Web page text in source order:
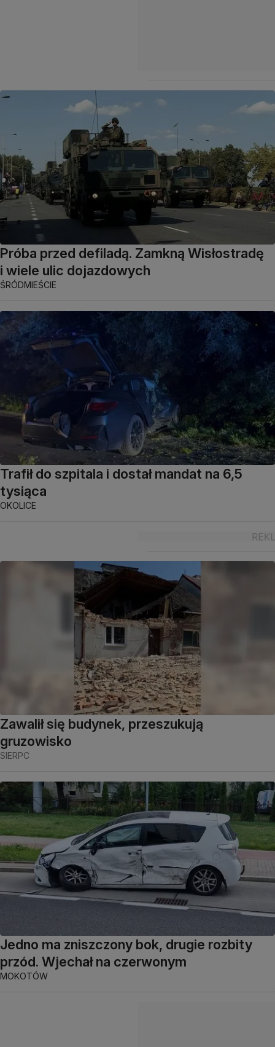
Próba przed defiladą. Zamkną Wisłostradę
i wiele ulic dojazdowych
ŚRÓDMIEŚCIE
Trafił do szpitala i dostał mandat na 6,5
tysiąca
OKOLICE
Zawalił się budynek, przeszukują
gruzowisko
SIERPC
Jedno ma zniszczony bok, drugie rozbity
przód. Wjechał na czerwonym
MOKOTÓW